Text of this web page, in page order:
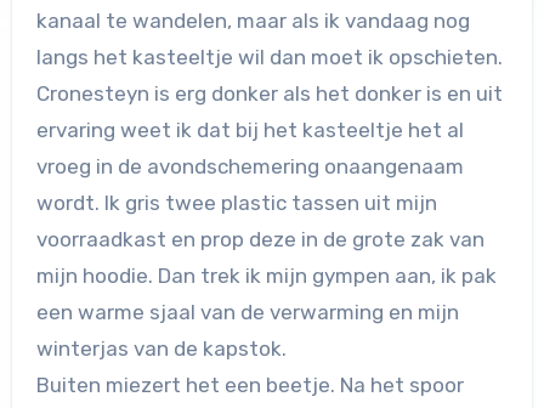
kanaal te wandelen, maar als ik vandaag nog
langs het kasteeltje wil dan moet ik opschieten.
Cronesteyn is erg donker als het donker is en uit
ervaring weet ik dat bij het kasteeltje het al
vroeg in de avondschemering onaangenaam
wordt. Ik gris twee plastic tassen uit mijn
voorraadkast en prop deze in de grote zak van
mijn hoodie. Dan trek ik mijn gympen aan, ik pak
een warme sjaal van de verwarming en mijn
winterjas van de kapstok.
Buiten miezert het een beetje. Na het spoor